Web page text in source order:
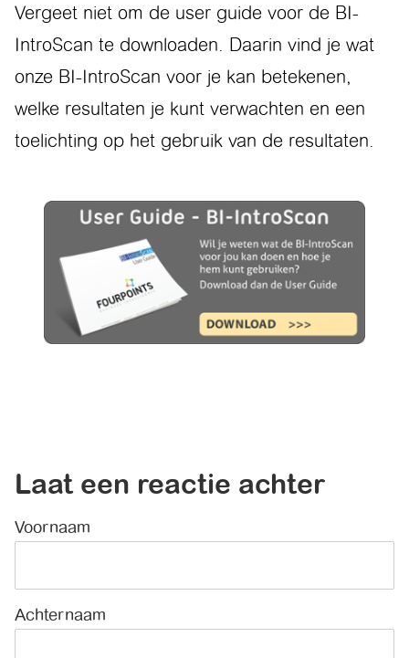
Vergeet niet om de user guide voor de BI-
IntroScan te downloaden. Daarin vind je wat
onze BI-IntroScan voor je kan betekenen,
welke resultaten je kunt verwachten en een
toelichting op het gebruik van de resultaten.
Laat een reactie achter
Voornaam
Achternaam